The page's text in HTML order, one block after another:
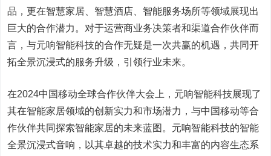
品，更在智慧家居、智慧酒店、智能服务场所等领域展现出
巨大的合作潜力。对于运营商业务决策者和渠道合作伙伴而
言，与元响智能科技的合作无疑是一次共赢的机遇，共同开
拓全景沉浸式的服务升级，引领行业未来。
在2024中国移动全球合作伙伴大会上，元响智能科技展现了
其在智能家居领域的创新实力和市场潜力，与中国移动等合
作伙伴共同探索智能家居的未来蓝图。元响智能科技的智能
全景沉浸式音响，以其卓越的技术实力和丰富的内容生态系